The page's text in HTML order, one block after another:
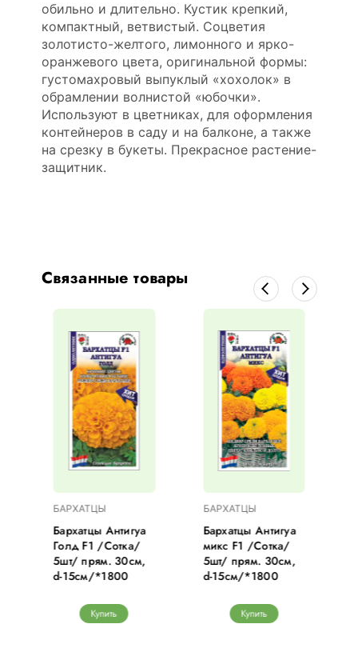
обильно и длительно. Кустик крепкий,
компактный, ветвистый. Соцветия
золотисто-желтого, лимонного и ярко-
оранжевого цвета, оригинальной формы:
густомахровый выпуклый «хохолок» в
обрамлении волнистой «юбочки».
Используют в цветниках, для оформления
контейнеров в саду и на балконе, а также
на срезку в букеты. Прекрасное растение-
защитник.
Связанные товары
БАРХАТЦЫ
Бархатцы Антигуа
Голд F1 /Сотка/
5шт/ прям. 30см,
d-15см/*1800
Купить
БАРХАТЦЫ
Бархатцы Антигуа
микс F1 /Сотка/
5шт/ прям. 30см,
d-15см/*1800
Купить